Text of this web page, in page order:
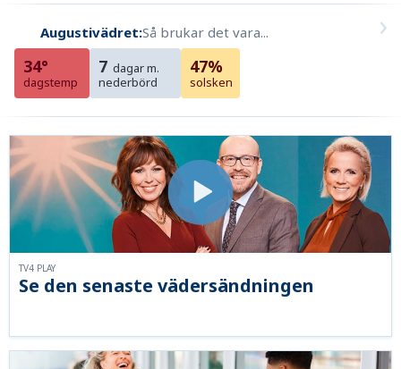
Augustivädret:Så brukar det vara...
34°
dagstemp
7 dagar m.
nederbörd
47%
solsken
Se den senaste vädersändningen
TV4 PLAY